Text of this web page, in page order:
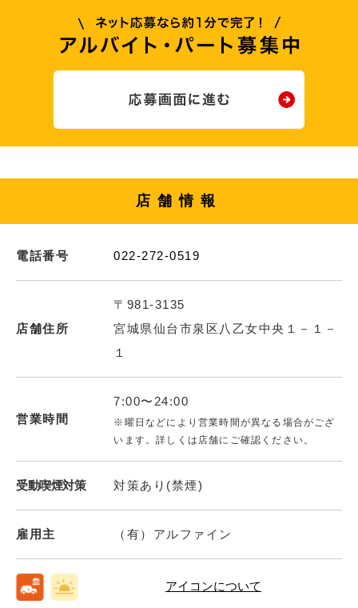
店舗情報
電話番号 022-272-0519
店舗住所
〒981-3135
宮城県仙台市泉区八乙女中央１－１－
１
営業時間
7:00〜24:00
※曜日などにより営業時間が異なる場合がござ
います。詳しくは店舗にご確認ください。
受動喫煙対策 対策あり(禁煙)
雇用主 （有）アルファイン
アイコンについて